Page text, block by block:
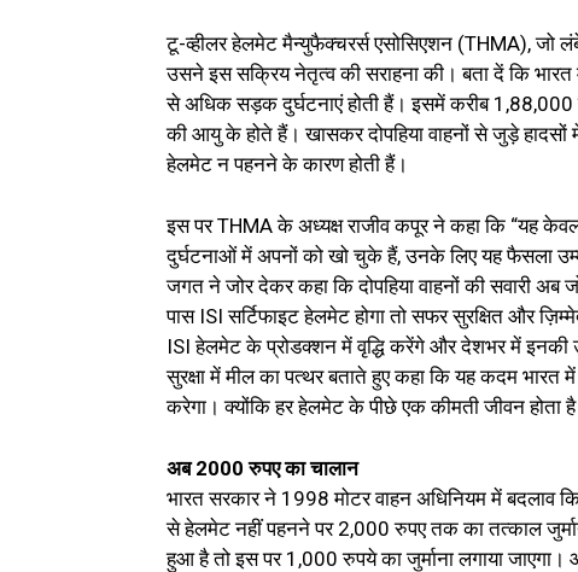
टू-व्हीलर हेलमेट मैन्युफैक्चरर्स एसोसिएशन (THMA), जो
उसने इस सक्रिय नेतृत्व की सराहना की। बता दें कि
से अधिक सड़क दुर्घटनाएं होती हैं। इसमें करीब
की आयु के होते हैं। खासकर दोपहिया वाहनों से जुड़े
हेलमेट न पहनने के कारण होती हैं।
इस पर THMA के अध्यक्ष राजीव कपूर ने कहा कि “यह
दुर्घटनाओं में अपनों को खो चुके हैं, उनके लिए यह फैसला
जगत ने जोर देकर कहा कि दोपहिया वाहनों की सवारी अब
पास ISI सर्टिफाइट हेलमेट होगा तो सफर सुरक्षित और
ISI हेलमेट के प्रोडक्शन में वृद्धि करेंगे और देशभर में
सुरक्षा में मील का पत्थर बताते हुए कहा कि यह कदम भारत
करेगा। क्योंकि हर हेलमेट के पीछे एक कीमती जीवन होता
अब 2000 रुपए का चालान
भारत सरकार ने 1998 मोटर वाहन अधिनियम में बदलाव
से हेलमेट नहीं पहनने पर 2,000 रुपए तक का तत्काल
हुआ है तो इस पर 1,000 रुपये का जुर्माना लगाया